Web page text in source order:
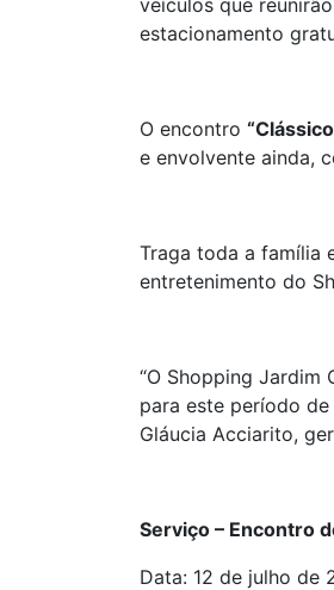
veículos que
estacionamento
O encontro
e envolvente ainda,
Traga toda a família
entretenimento do
“O Shopping
para este período
Gláucia Acciarito,
Serviço – Encontro
Data: 12 de julho de